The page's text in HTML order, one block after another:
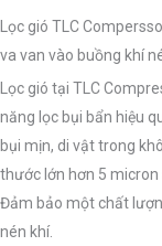
Lọc gió TLC
va van vào buồng khí
Lọc gió tại TLC
năng lọc bụi bẩn hiệu
bụi mịn, di vật trong
thước lớn hơn 5 micron
Đảm bảo một chất
nén khí.